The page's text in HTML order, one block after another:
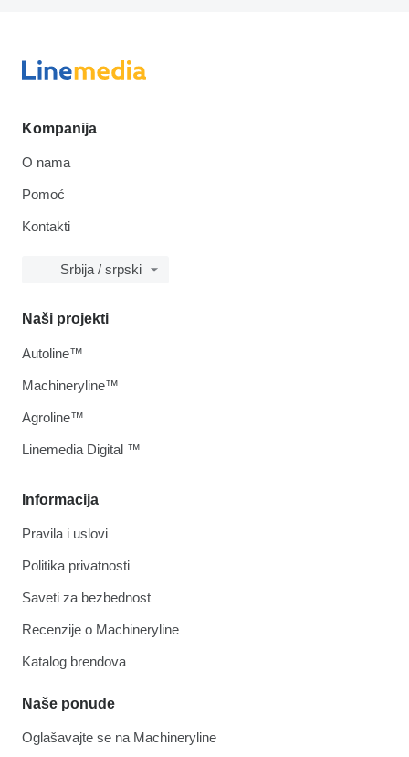
Kompanija
O nama
Pomoć
Kontakti
Srbija / srpski
Informacija
Pravila i uslovi
Politika privatnosti
Saveti za bezbednost
Recenzije o Machineryline
Katalog brendova
Naše ponude
Oglašavajte se na Machineryline
Naši projekti
Autoline™
Machineryline™
Agroline™
Linemedia Digital ™